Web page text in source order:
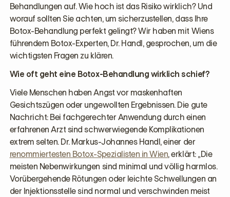
Behandlungen auf. Wie hoch ist das Risiko wirklich? Und
worauf sollten Sie achten, um sicherzustellen, dass Ihre
Botox-Behandlung perfekt gelingt? Wir haben mit Wiens
führendem Botox-Experten, Dr. Handl, gesprochen, um die
wichtigsten Fragen zu klären.
Wie oft geht eine Botox-Behandlung wirklich schief?
Viele Menschen haben Angst vor maskenhaften
Gesichtszügen oder ungewollten Ergebnissen. Die gute
Nachricht: Bei fachgerechter Anwendung durch einen
erfahrenen Arzt sind schwerwiegende Komplikationen
extrem selten. Dr. Markus-Johannes Handl, einer der
renommiertesten Botox-Spezialisten in Wien, erklärt: „Die
meisten Nebenwirkungen sind minimal und völlig harmlos.
Vorübergehende Rötungen oder leichte Schwellungen an
der Injektionsstelle sind normal und verschwinden meist